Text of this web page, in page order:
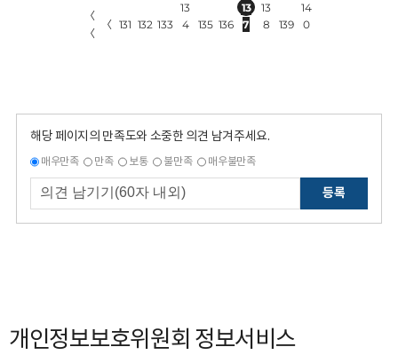
〈
〈
〈 131 132 133
13
4
135 136
13
7
13
8
139
14
0
해당 페이지의 만족도와 소중한 의견 남겨주세요.
매우만족 만족 보통 불만족 매우불만족
등록
개인정보보호위원회 정보서비스